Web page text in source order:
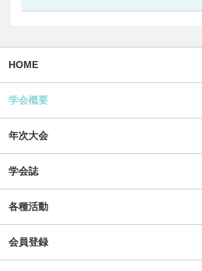
HOME
学会概要
年次大会
学会誌
各種活動
会員登録